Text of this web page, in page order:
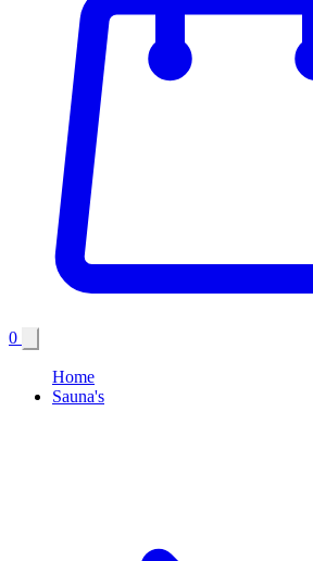
0
Home
Sauna's